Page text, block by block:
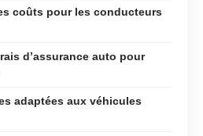
coûts pour les conducteurs
d’assurance auto pour
adaptées aux véhicules